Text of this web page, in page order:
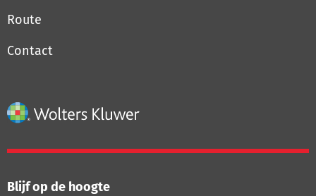
Route
Contact
Blijf op de hoogte